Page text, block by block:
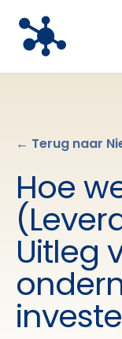
← Terug naar
Hoe
Uitleg